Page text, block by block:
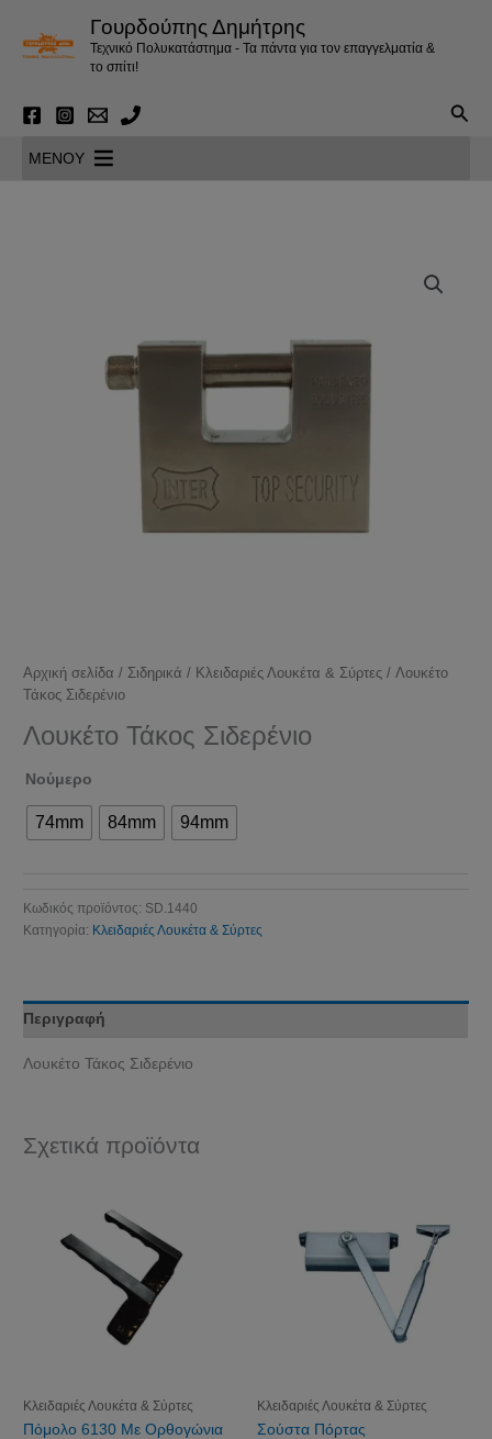
περιεχόμενο
Γουρδούπης Δημήτρης
Τεχνικό Πολυκατάστημα - Τα πάντα για τον επαγγελματία &
το σπίτι!
MENOY
Αρχική σελίδα / Σιδηρικά / Κλειδαριές Λουκέτα & Σύρτες / Λουκέτο
Τάκος Σιδερένιο
Λουκέτο Τάκος Σιδερένιο
Νούμερο
74mm 84mm 94mm
Κωδικός προϊόντος: SD.1440
Κατηγορία: Κλειδαριές Λουκέτα & Σύρτες
Περιγραφή
Λουκέτο Τάκος Σιδερένιο
Σχετικά προϊόντα
Κλειδαριές Λουκέτα & Σύρτες
Πόμολο 6130 Με Ορθογώνια
Κλειδαριές Λουκέτα & Σύρτες
Σούστα Πόρτας